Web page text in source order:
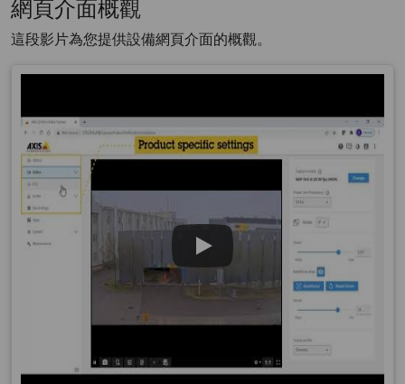
網頁介面概觀
這段影片為您提供設備網頁介面的概觀。